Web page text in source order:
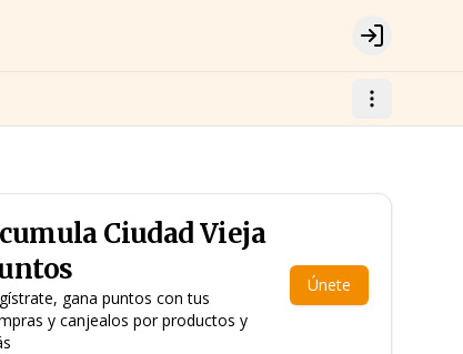
Login
Ciudad Vieja
gana puntos con tus
y canjealos por productos y
Únete